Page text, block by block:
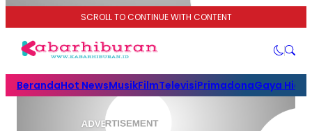
SCROLL TO CONTINUE WITH CONTENT
BerandaHot NewsMusikFilmTelevisiPrimadonaGaya